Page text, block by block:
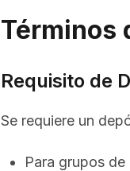
Términos
Requisito de
Se requiere un
Para grupos